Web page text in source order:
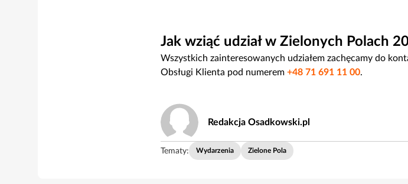
Jak wziąć udział w Zielonych Polach
Wszystkich zainteresowanych udziałem zachęcamy do
Obsługi Klienta pod numerem +48 71 691 11 00.
Redakcja Osadkowski.pl
Tematy: Wydarzenia Zielone Pola